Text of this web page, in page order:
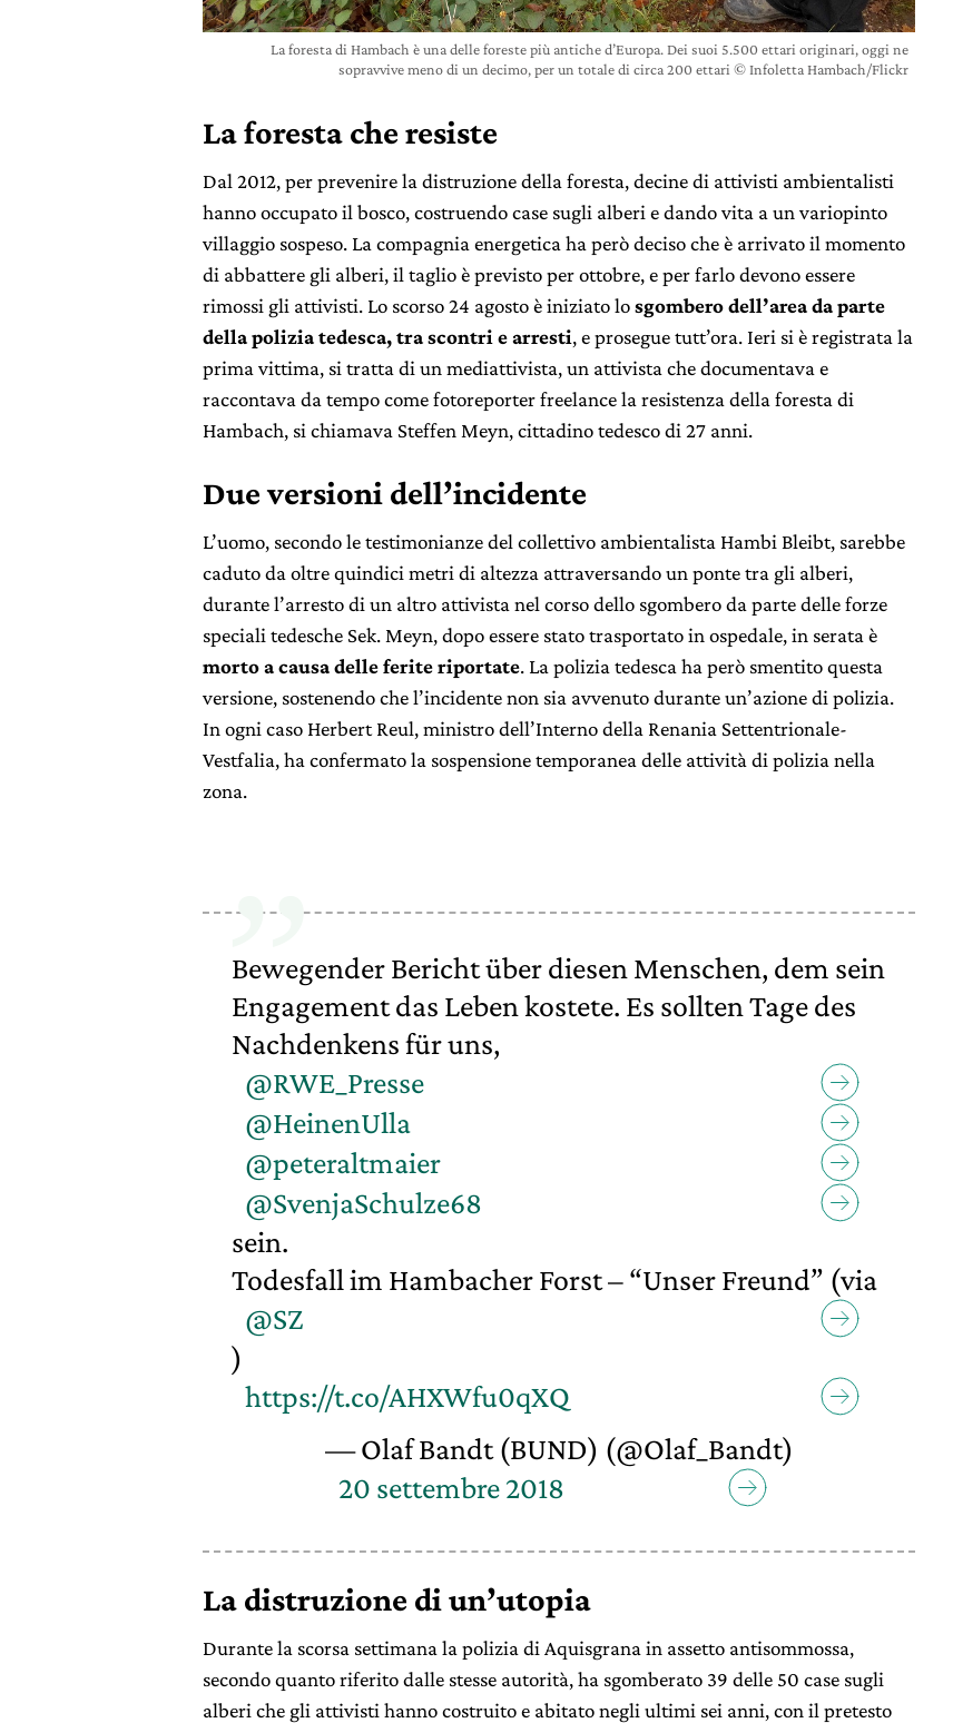
La foresta di Hambach è una delle foreste più antiche d’Europa. Dei suoi 5.500 ettari originari, oggi ne
sopravvive meno di un decimo, per un totale di circa 200 ettari © Infoletta Hambach/Flickr
La foresta che resiste
Dal 2012, per prevenire la distruzione della foresta, decine di attivisti ambientalisti
hanno occupato il bosco, costruendo case sugli alberi e dando vita a un variopinto
villaggio sospeso. La compagnia energetica ha però deciso che è arrivato il momento
di abbattere gli alberi, il taglio è previsto per ottobre, e per farlo devono essere
rimossi gli attivisti. Lo scorso 24 agosto è iniziato losgombero dell’area da parte
della polizia tedesca, tra scontri e arresti, e prosegue tutt’ora. Ieri si è registrata la
prima vittima, si tratta di un mediattivista, un attivista che documentava e
raccontava da tempo come fotoreporter freelance la resistenza della foresta di
Hambach, si chiamava Steffen Meyn, cittadino tedesco di 27 anni.
Due versioni dell’incidente
L’uomo, secondo le testimonianze del collettivo ambientalista Hambi Bleibt, sarebbe
caduto da oltre quindici metri di altezza attraversando un ponte tra gli alberi,
durante l’arresto di un altro attivista nel corso dello sgombero da parte delle forze
speciali tedesche Sek. Meyn, dopo essere stato trasportato in ospedale, in serata è
morto a causa delle ferite riportate. La polizia tedesca ha però smentito questa
versione, sostenendo che l’incidente non sia avvenuto durante un’azione di polizia.
In ogni caso Herbert Reul, ministro dell’Interno della Renania Settentrionale-
Vestfalia, ha confermato la sospensione temporanea delle attività di polizia nella
zona.
Bewegender Bericht über diesen Menschen, dem sein
Engagement das Leben kostete. Es sollten Tage des
Nachdenkens für uns,
@RWE_Presse
@HeinenUlla
@peteraltmaier
@SvenjaSchulze68
sein.
Todesfall im Hambacher Forst – “Unser Freund” (via
@SZ
)
https://t.co/AHXWfu0qXQ
— Olaf Bandt (BUND) (@Olaf_Bandt)
20 settembre 2018
La distruzione di un’utopia
Durante la scorsa settimana la polizia di Aquisgrana in assetto antisommossa,
secondo quanto riferito dalle stesse autorità, ha sgomberato 39 delle 50 case sugli
alberi che gli attivisti hanno costruito e abitato negli ultimi sei anni, con il pretesto